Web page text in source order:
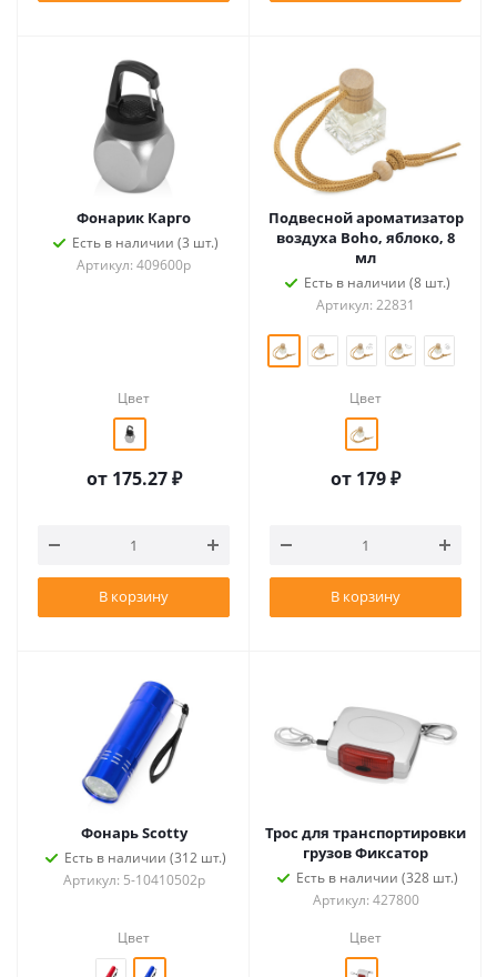
Фонарик Карго
Есть в наличии (3 шт.)
Артикул: 409600p
Цвет
от 175.27 ₽
В корзину
Подвесной ароматизатор
воздуха Boho, яблоко, 8
мл
Есть в наличии (8 шт.)
Артикул: 22831
Цвет
от 179 ₽
В корзину
Фонарь Scotty
Есть в наличии (312 шт.)
Артикул: 5-10410502p
Цвет
Трос для транспортировки
грузов Фиксатор
Есть в наличии (328 шт.)
Артикул: 427800
Цвет